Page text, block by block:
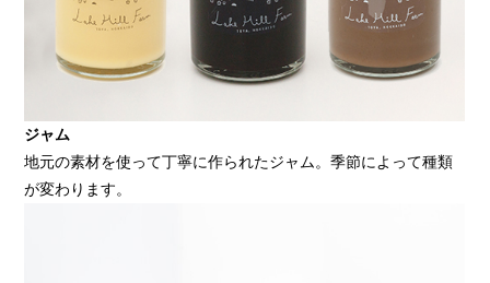
ジャム
地元の素材を使って丁寧に作られたジャム。季節によって種類
が変わります。